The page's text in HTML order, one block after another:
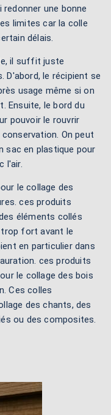
redonner une bonne
limites car la colle
délais.
il suffit juste
D'abord, le récipient se
usage même si on
Ensuite, le bord du
pouvoir le rouvrir
On peut
sac en plastique pour
l'air.
le collage des
ces produits
éléments collés
trop fort avant le
en particulier dans
ces produits
le collage des bois
Ces colles
des chants, des
ou des composites.